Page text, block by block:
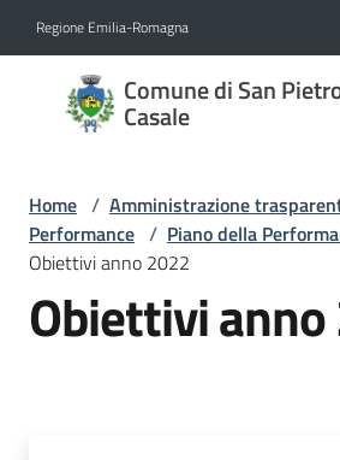
Regione Emilia-Romagna
Comune di San
Casale
Comune
di San
in
Casale
Amministrazione
Home / Amministrazione
Performance / Piano della
Obiettivi anno 2022
Obiettivi